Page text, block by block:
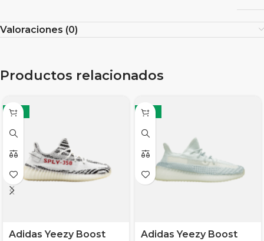
Valoraciones (0)
Productos relacionados
-12%
Adidas Yeezy Boost
-12%
Adidas Yeezy Boost